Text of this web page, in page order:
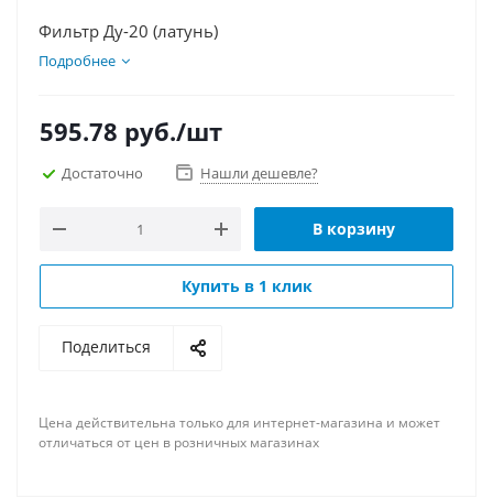
Фильтр Ду-20 (латунь)
Подробнее
595.78 руб./шт
Достаточно Нашли дешевле?
В корзину
Купить в 1 клик
Поделиться
Цена действительна только для интернет-магазина и может
отличаться от цен в розничных магазинах